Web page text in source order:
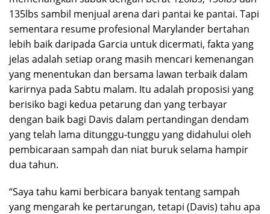
135lbs sambil menjual arena dari pantai ke pantai. Tapi
sementara resume profesional Marylander bertahan
lebih baik daripada Garcia untuk dicermati, fakta yang
jelas adalah setiap orang masih mencari kemenangan
yang menentukan dan bersama lawan terbaik dalam
karirnya pada Sabtu malam. Itu adalah proposisi yang
berisiko bagi kedua petarung dan yang terbayar
dengan baik bagi Davis dalam pertandingan dendam
yang telah lama ditunggu-tunggu yang didahului oleh
pembicaraan sampah dan niat buruk selama hampir
dua tahun.
“Saya tahu kami berbicara banyak tentang sampah
yang mengarah ke pertarungan, tetapi (Davis) tahu apa